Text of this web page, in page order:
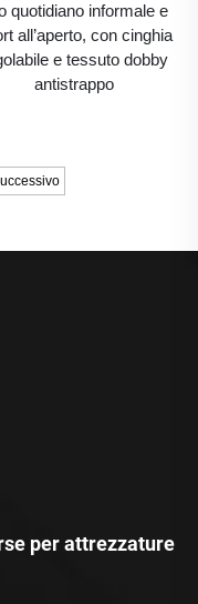
quotidiano informale e
all’aperto, con cinghia
e tessuto dobby
antistrappo
per attrezzature